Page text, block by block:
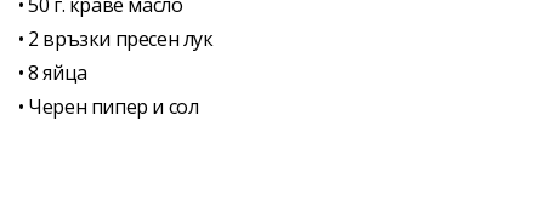
• 2 връзки пресен лук
• 8 яйца
• Черен пипер и сол